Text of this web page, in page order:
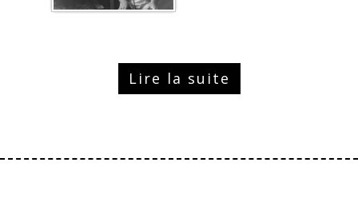
Lire la suite